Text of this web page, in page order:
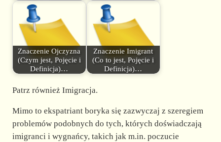
Znaczenie Ojczyzna
(Czym jest, Pojęcie i
Definicja)…
Znaczenie Imigrant
(Co to jest, Pojęcie i
Definicja)…
Patrz również Imigracja.
Mimo to ekspatriant boryka się zazwyczaj z szeregiem
problemów podobnych do tych, których doświadczają
imigranci i wygnańcy, takich jak m.in. poczucie